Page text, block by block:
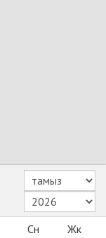
Сн
Жк